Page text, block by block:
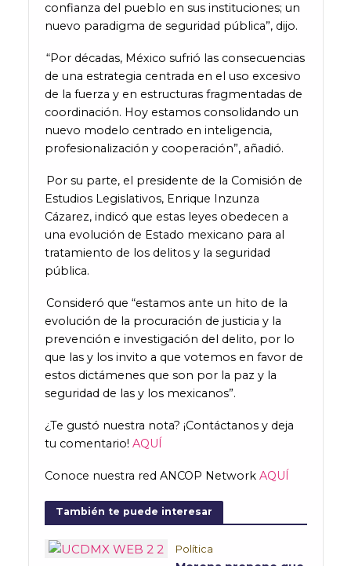
confianza del pueblo en sus instituciones; un
nuevo paradigma de seguridad pública”, dijo.
“Por décadas, México sufrió las consecuencias
de una estrategia centrada en el uso excesivo
de la fuerza y en estructuras fragmentadas de
coordinación. Hoy estamos consolidando un
nuevo modelo centrado en inteligencia,
profesionalización y cooperación”, añadió.
Por su parte, el presidente de la Comisión de
Estudios Legislativos, Enrique Inzunza
Cázarez, indicó que estas leyes obedecen a
una evolución de Estado mexicano para al
tratamiento de los delitos y la seguridad
pública.
Consideró que “estamos ante un hito de la
evolución de la procuración de justicia y la
prevención e investigación del delito, por lo
que las y los invito a que votemos en favor de
estos dictámenes que son por la paz y la
seguridad de las y los mexicanos”.
¿Te gustó nuestra nota? ¡Contáctanos y deja
tu comentario! AQUÍ
Conoce nuestra red ANCOP Network AQUÍ
También te puede interesar
Política